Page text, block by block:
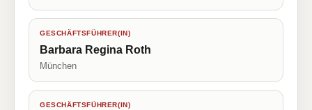
GESCHÄFTSFÜHRER(IN)
Barbara Regina Roth
München
GESCHÄFTSFÜHRER(IN)